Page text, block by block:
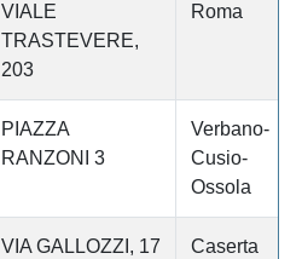
VIALE
TRASTEVERE,
203
Roma
PIAZZA
RANZONI 3
Verbano-
Cusio-
Ossola
VIA GALLOZZI, 17 Caserta